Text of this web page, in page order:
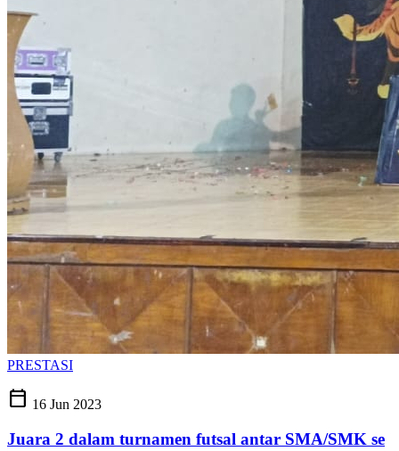
PRESTASI
calendar_today 16 Jun 2023
Juara 2 dalam turnamen futsal antar SMA/SMK se